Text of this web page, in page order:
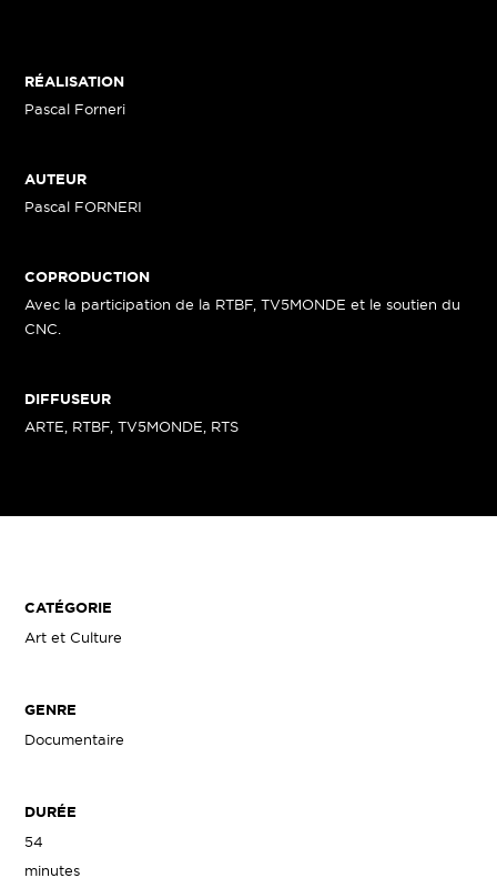
RÉALISATION
Pascal Forneri
AUTEUR
Pascal FORNERI
COPRODUCTION
Avec la participation de la RTBF, TV5MONDE et le soutien du
CNC.
DIFFUSEUR
ARTE, RTBF, TV5MONDE, RTS
CATÉGORIE
Art et Culture
GENRE
Documentaire
DURÉE
54
minutes